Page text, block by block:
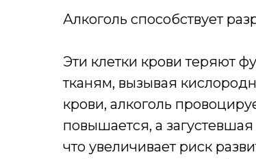
Алкоголь способствует
Эти клетки крови теряют
тканям, вызывая
крови, алкоголь
повышается, а
что увеличивает риск